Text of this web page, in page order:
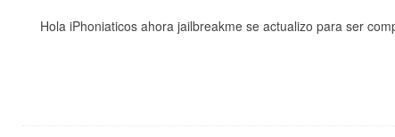
Hola iPhoniaticos ahora jailbreakme se actualizo para ser